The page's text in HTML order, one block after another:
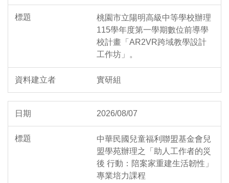
桃園市立陽明高級中等學校辦理
115學年度第一學期數位前導學
校計畫「AR2VR跨域教學設計
工作坊」。
實研組
2026/08/07
中華民國兒童福利聯盟基金會兒
盟學苑辦理之「助人工作者的災
後 行動：陪案家重建生活韌性」
專業培力課程